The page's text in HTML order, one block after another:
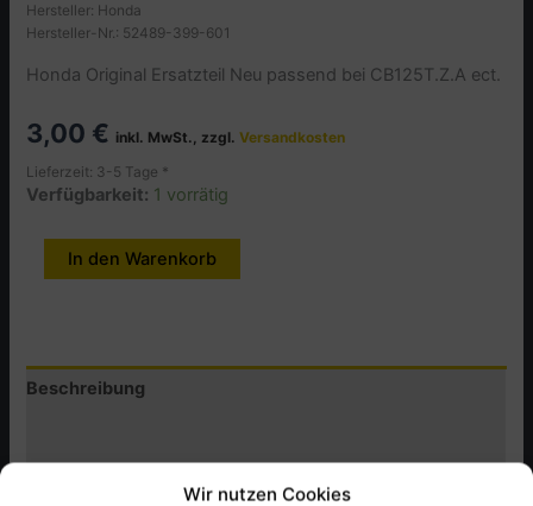
Wir nutzen Cookies
Hersteller: Honda
Hersteller-Nr.: 52489-399-601
Honda Original Ersatzteil Neu passend bei CB125T.Z.A ect.
3,00 € inkl. MwSt., zzgl.Versandkosten
Lieferzeit: 3-5 Tage *
Verfügbarkeit: 1 vorrätig
upper
Menge
In den Warenkorb
Beschreibung